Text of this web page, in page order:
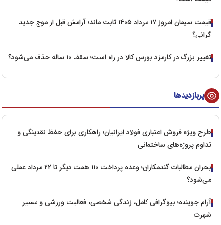
قیمت سیمان امروز ۱۷ مرداد ۱۴۰۵ ثابت ماند؛ آرامش قبل از موج جدید
گرانی؟
تغییر بزرگ در کارمزد بورس کالا در راه است؛ سقف ۱۰ ساله حذف می‌شود؟
پربازدیدها
طرح ویژه فروش اعتباری فولاد ایرانیان؛ راهکاری برای حفظ نقدینگی و
تداوم پروژه‌های ساختمانی
بحران مطالبات گندمکاران؛ وعده پرداخت ۱۱۰ همت دیگر تا ۲۲ مرداد عملی
می‌شود؟
آرام جوینده؛ بیوگرافی کامل، زندگی شخصی، فعالیت ورزشی و مسیر
شهرت